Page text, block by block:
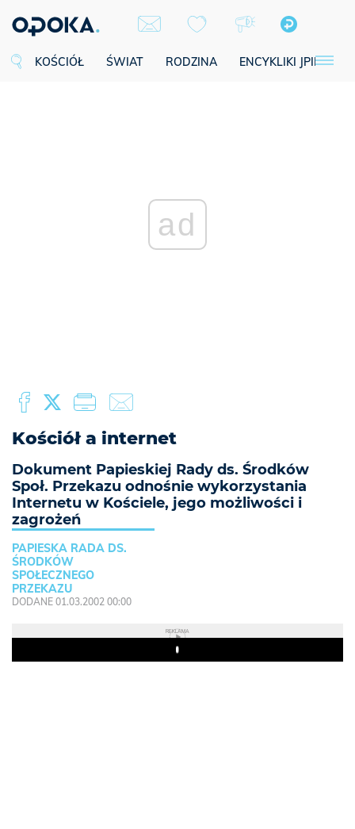
KOŚCIÓŁ ŚWIAT RODZINA ENCYKLIKI JPII
ad
Kościół a internet
Dokument Papieskiej Rady ds. Środków
Społ. Przekazu odnośnie wykorzystania
Internetu w Kościele, jego możliwości i
zagrożeń
PAPIESKA RADA DS.
ŚRODKÓW
SPOŁECZNEGO
PRZEKAZU
DODANE 01.03.2002 00:00
REKLAMA
Play